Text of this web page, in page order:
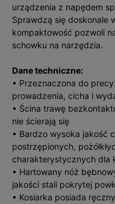
urządzenia z napędem
Sprawdzą się doskonale
kompaktowość pozwoli
schowku na narzędzia.
Dane techniczne:
• Przeznaczona do
prowadzenia, cicha i
• Ścina trawę
nie ścierają się
• Bardzo wysoka jakość
postrzępionych,
charakterystycznych dla
• Hartowany nóż
jakości stali pokrytej
• Kosiarka posiada